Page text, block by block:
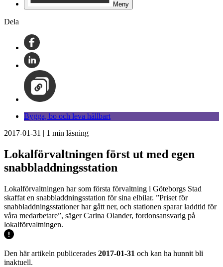
Meny
Dela
Bygga, bo och leva hållbart
2017-01-31 | 1 min läsning
Lokalförvaltningen först ut med egen
snabbladdningsstation
Lokalförvaltningen har som första förvaltning i Göteborgs Stad
skaffat en snabbladdningsstation för sina elbilar. ”Priset för
snabbladdningsstationer har gått ner, och stationen sparar laddtid för
våra medarbetare”, säger Carina Olander, fordonsansvarig på
lokalförvaltningen.
Den här artikeln publicerades 2017-01-31 och kan ha hunnit bli
inaktuell.